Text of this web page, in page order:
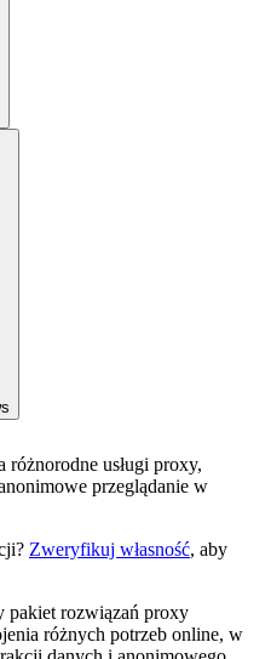
różnorodne usługi proxy,
przeglądanie w
Zweryfikuj własność, aby
pakiet rozwiązań proxy
różnych potrzeb online, w